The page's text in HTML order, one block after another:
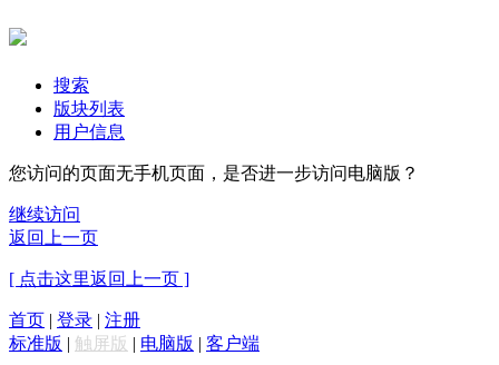
搜索
版块列表
用户信息
您访问的页面无手机页面，是否进一步访问电脑版？
继续访问
返回上一页
[ 点击这里返回上一页 ]
首页 | 登录 | 注册
标准版 | 触屏版 | 电脑版 | 客户端